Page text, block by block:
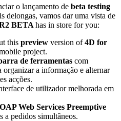
o lançamento de beta testing
delongas, vamos dar uma vista de
BETA has in store for you:
this preview version of4D for
project.
de ferramentas com
organizar a informação e alternar
acções.
de utilizador melhorada em
Web Services Preemptive
a pedidos simultâneos.